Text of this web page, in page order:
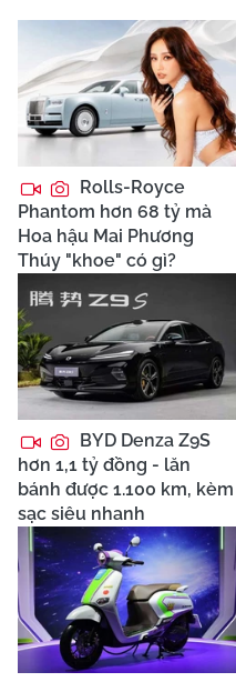
Rolls-Royce
Phantom hơn 68 tỷ mà
Hoa hậu Mai Phương
Thúy "khoe" có gì?
BYD Denza Z9S
hơn 1,1 tỷ đồng - lăn
bánh được 1.100 km, kèm
sạc siêu nhanh